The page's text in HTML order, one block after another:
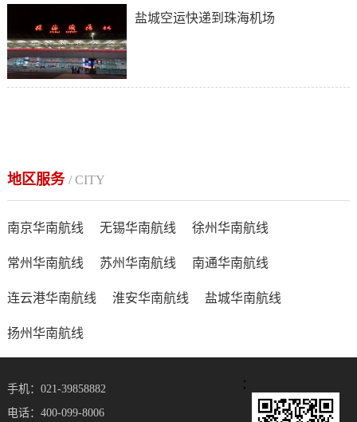
盐城空运快递到珠海机场
地区服务 / CITY
南京华南航线 无锡华南航线 徐州华南航线
常州华南航线 苏州华南航线 南通华南航线
连云港华南航线 淮安华南航线 盐城华南航线
扬州华南航线
：
手机：021-39858882
电话：400-099-8006